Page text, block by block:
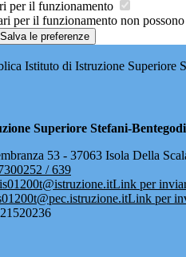
per il funzionamento
per il funzionamento non
Salva le preferenze
Istituto di Istruzione Superiore
Superiore Stefani-Bentegodi
53 - 37063 Isola Della
/ 639
Link per
Link per